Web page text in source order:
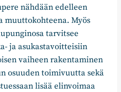
nähdään edelleen
muuttokohteena. Myös
tarvitsee
ja asukastavoitteisiin
vaiheen rakentaminen
osuuden toimivuutta sekä
lisää elinvoimaa